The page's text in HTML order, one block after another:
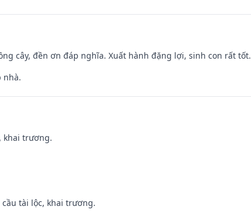
cây, đền ơn đáp nghĩa. Xuất hành đặng lợi, sinh con rất tốt.
nhà.
khai trương.
cầu tài lộc, khai trương.